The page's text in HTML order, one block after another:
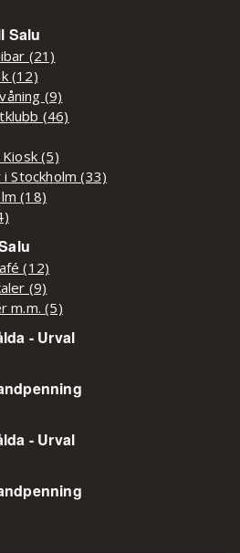
Salu
(21)
(12)
(9)
(46)
(5)
Stockholm (33)
(18)
(12)
(9)
m.m. (5)
- Urval
- Urval